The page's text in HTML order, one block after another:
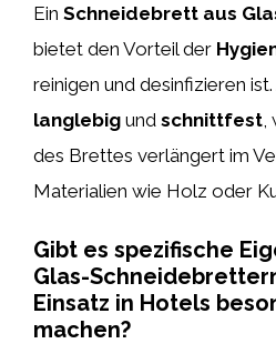
Ein Schneidebrett aus
bietet den Vorteil der
reinigen und desinfizieren
langlebig und schnittfest
des Brettes verlängert im
Materialien wie Holz oder
Gibt es spezifische
Glas-
Einsatz in Hotels
machen?